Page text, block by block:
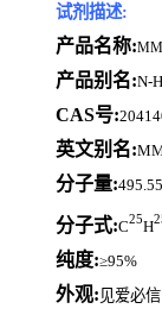
试剂描述:
产品名称:
产品别名:N-
CAS号:
英文别名:
分子量:495.55
分子式:C25H
纯度:≥95%
外观: 见爱必